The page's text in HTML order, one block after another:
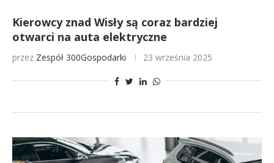
Kierowcy znad Wisły są coraz bardziej
otwarci na auta elektryczne
przez Zespół 300Gospodarki 23 września 2025